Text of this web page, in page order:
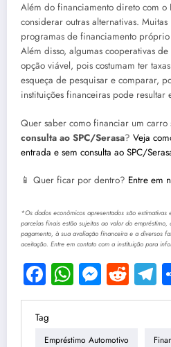
Além do financiamento direto com o
considerar outras alternativas.
programas de financiamento
Além disso, algumas cooperativas
opção viável, pois costumam ter
esqueça de pesquisar e comparar,
instituições financeiras pode resultar
Quer saber como financiar um carro
consulta ao SPC/Serasa? Veja
entrada e sem consulta ao SPC/
📱 Quer ficar por dentro? Entre em
*Os dados econômicos apresentados são
parcelas finais estão sujeitas ao valor do
pagamento, à sua avaliação financeira e a diversos
aceitação. Entre em contato com a instituição para
Facebook
WhatsApp
Tag
Empréstimo Automotivo